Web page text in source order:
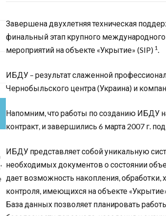
Завершена двухлетняя техническая
финальный этап крупного
мероприятий на объекте «Укрытие» (SIP) 1.
ИБДУ – результат слаженной
Чернобыльского центра (Украина) и
Напомним, что работы по созданию ИБДУ
контракт, и завершились 6 марта 2007 г.
ИБДУ представляет собой уникальную
необходимых документов о состоянии
дает возможность накопления, обработки,
контроля, имеющихся на объекте
База данных позволяет планировать